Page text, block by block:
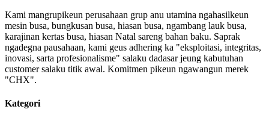
Kami mangrupikeun perusahaan grup anu utamina ngahasilkeun
mesin busa, bungkusan busa, hiasan busa, ngambang lauk busa,
karajinan kertas busa, hiasan Natal sareng bahan baku. Saprak
ngadegna pausahaan, kami geus adhering ka "eksploitasi, integritas,
inovasi, sarta profesionalisme" salaku dadasar jeung kabutuhan
customer salaku titik awal. Komitmen pikeun ngawangun merek
"CHX".
Kategori